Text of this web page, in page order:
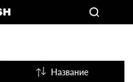
Название